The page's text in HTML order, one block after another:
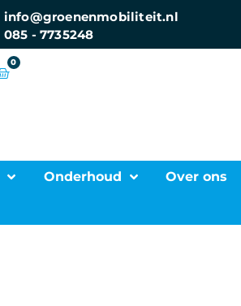
info@groenenmobiliteit.nl
085 - 7735248
0
Onderhoud Over ons